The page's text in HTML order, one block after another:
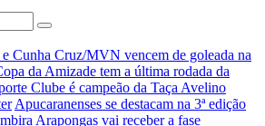
Cunha Cruz/MVN vencem de goleada na
da Amizade tem a última rodada da
Clube é campeão da Taça Avelino
Apucaranenses se destacam na 3ª edição
Arapongas vai receber a fase